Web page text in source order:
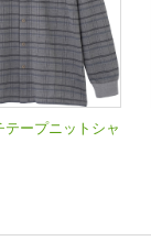
ープニットシャ